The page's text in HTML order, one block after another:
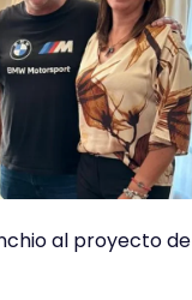
al proyecto de